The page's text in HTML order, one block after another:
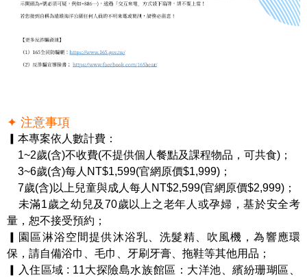
✦ 注意事項
▎本專案依人數計費：
1~2歲(含)不收費(不提供個人餐點及課程物品，可共食)；
3~6歲(含)每人NT$1,599(官網原價$1,999)；
7歲(含)以上兒童與成人每人NT$2,599(官網原價$2,999)；
未滿1歲之幼兒及70歲以上之老年人或孕婦，基於安全考
量，恕不接受預約；
▎園區淋浴空間提供沐浴乳、洗髮精、吹風機，為響應環
保，請自備浴巾、毛巾、牙刷牙膏、拖鞋等其他用品；
▎入住區域 : 11大探險島水族館區：大洋池、繽紛珊瑚區、